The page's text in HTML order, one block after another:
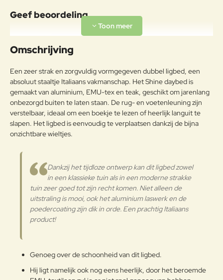
Aluminium
buitengewoon geschikt voor de
koude verwerking en gieten, op
EMU-tex
Een technische stof voor buiten
gemaakt met draad van
polyvinylchloride. het is
buitengewoon sterk en gaat lange
tijd mee: maximale bestendigheid
Teak
Hout met een onvergankelijke
exotische aantrekkingskracht dat
traditioneel voor buitenmeubilair
gebruikt wordt. Teak is hardhout
dat een hoog gehalte aan olie
handeling ondergaat, ontstaat een
zilvergrijs laagje. Deze natuurlijke
Geef beoordeling
Uw naam:
g:
Note:HTML-code wordt niet vertaald!
Waarderin
Verder
Omschrijving
Een zeer strak en zorgvuldig vormgegeven dubbel ligbed, een
absoluut staaltje Italiaans vakmanschap. Het Shine daybed is
gemaakt van aluminium, EMU-tex en teak, geschikt om jarenlang
onbezorgd buiten te laten staan. De rug- en voetenleuning zijn
verstelbaar, ideaal om een boekje te lezen of heerlijk languit te
slapen. Het ligbed is eenvoudig te verplaatsen dankzij de bijna
onzichtbare wieltjes.
Dankzij het tijdloze ontwerp kan dit ligbed zowel
in een klassieke tuin als in een moderne strakke
tuin zeer goed tot zijn recht komen. Niet alleen de
uitstraling is mooi, ook het aluminium laswerk en de
poedercoating zijn dik in orde. Een prachtig Italiaans
product!
Genoeg over de schoonheid van dit ligbed.
Hij ligt namelijk ook nog eens heerlijk, door het beroemde